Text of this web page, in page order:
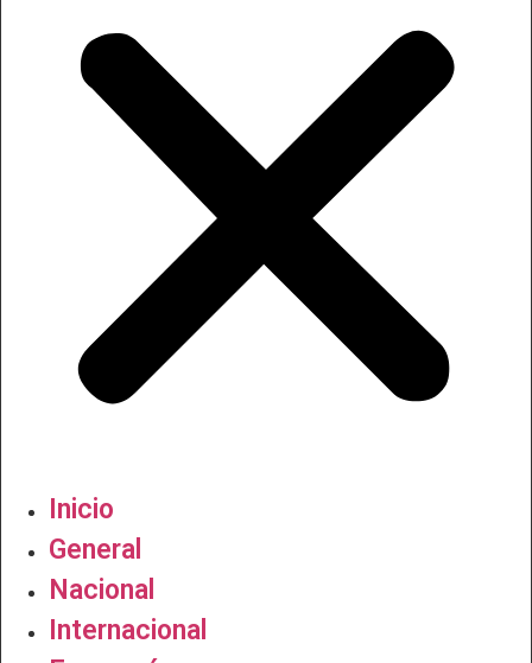
Inicio
General
Nacional
Internacional